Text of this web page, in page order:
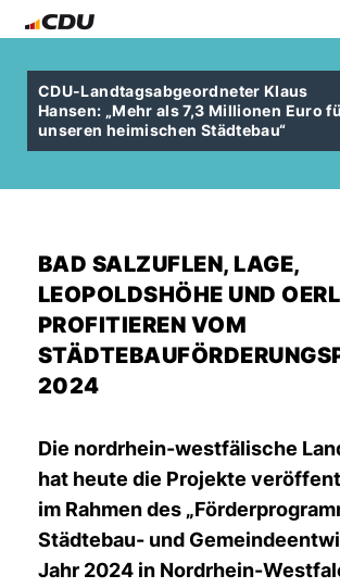
CDU-Landtagsabgeordneter Klaus
Hansen: „Mehr als 7,3 Millionen Euro
unseren heimischen Städtebau“
BAD SALZUFLEN, LAGE,
LEOPOLDSHÖHE UND
PROFITIEREN VOM
2024
Die nordrhein-westfälische
hat heute die Projekte
im Rahmen des
Städtebau- und
Jahr 2024 in Nordrhein-